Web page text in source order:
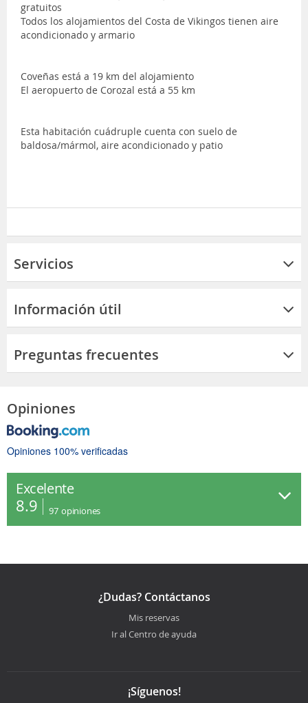
gratuitos
Todos los alojamientos del Costa de Vikingos tienen aire
acondicionado y armario
Coveñas está a 19 km del alojamiento
El aeropuerto de Corozal está a 55 km
Esta habitación cuádruple cuenta con suelo de
baldosa/mármol, aire acondicionado y patio
Servicios
Información útil
Preguntas frecuentes
Opiniones
Opiniones 100% verificadas
Excelente
8.9 97 opiniones
¿Dudas? Contáctanos
Mis reservas
Ir al Centro de ayuda
¡Síguenos!